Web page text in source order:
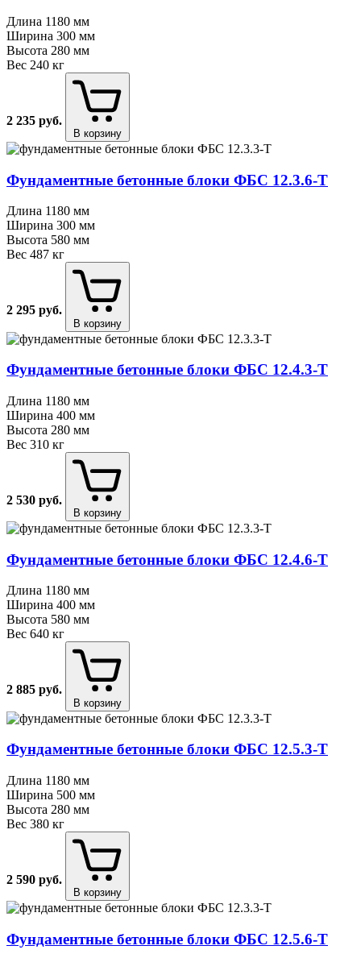
Длина 1180 мм
Ширина 300 мм
Высота 280 мм
Вес 240 кг
2 235 руб.
В корзину
Фундаментные бетонные блоки ФБС 12.3.6⁠-⁠Т
Длина 1180 мм
Ширина 300 мм
Высота 580 мм
Вес 487 кг
2 295 руб.
В корзину
Фундаментные бетонные блоки ФБС 12.4.3⁠-⁠Т
Длина 1180 мм
Ширина 400 мм
Высота 280 мм
Вес 310 кг
2 530 руб.
В корзину
Фундаментные бетонные блоки ФБС 12.4.6⁠-⁠Т
Длина 1180 мм
Ширина 400 мм
Высота 580 мм
Вес 640 кг
2 885 руб.
В корзину
Фундаментные бетонные блоки ФБС 12.5.3⁠-⁠Т
Длина 1180 мм
Ширина 500 мм
Высота 280 мм
Вес 380 кг
2 590 руб.
В корзину
Фундаментные бетонные блоки ФБС 12.5.6⁠-⁠Т